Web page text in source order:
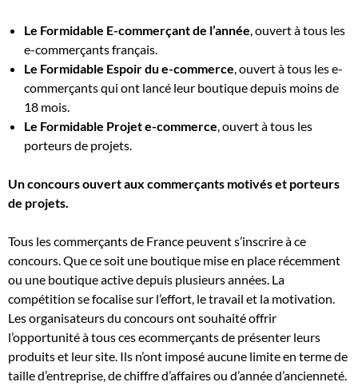
Le Formidable E-commerçant de l’année, ouvert à tous les
e-commerçants français.
Le Formidable Espoir du e-commerce, ouvert à tous les e-
commerçants qui ont lancé leur boutique depuis moins de
18 mois.
Le Formidable Projet e-commerce, ouvert à tous les
porteurs de projets.
Un concours ouvert aux commerçants motivés et porteurs
de projets.
Tous les commerçants de France peuvent s’inscrire à ce
concours. Que ce soit une boutique mise en place récemment
ou une boutique active depuis plusieurs années. La
compétition se focalise sur l’effort, le travail et la motivation.
Les organisateurs du concours ont souhaité offrir
l’opportunité à tous ces ecommerçants de présenter leurs
produits et leur site. Ils n’ont imposé aucune limite en terme de
taille d’entreprise, de chiffre d’affaires ou d’année d’ancienneté.